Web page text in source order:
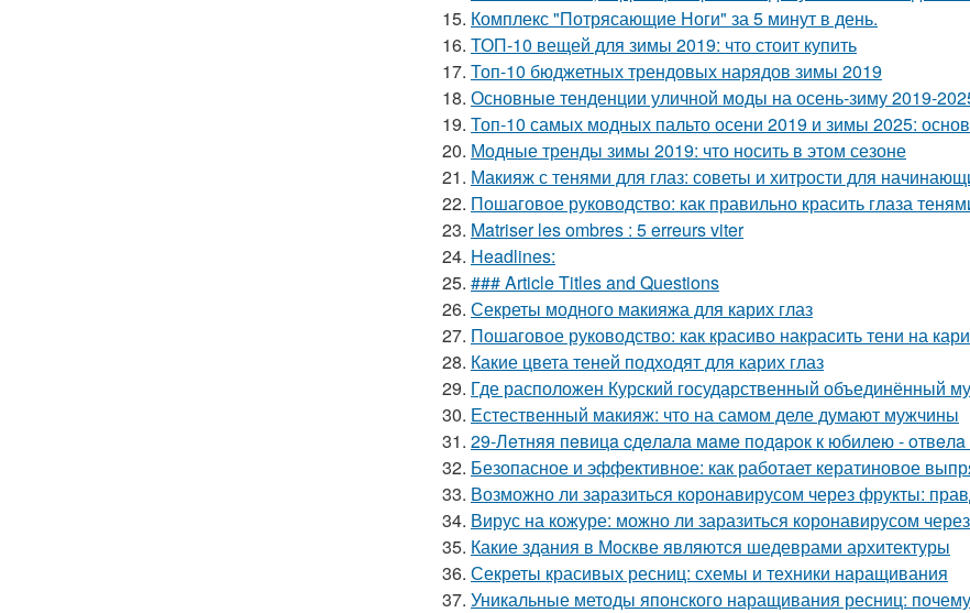
15. Комплекс "Потрясающие Ноги" за 5 минут в день.
16. ТОП-10 вещей для зимы 2019: что стоит купить
17. Топ-10 бюджетных трендовых нарядов зимы 2019
18. Основные тенденции уличной моды на осень-зиму 2019-
19. Топ-10 самых модных пальто осени 2019 и зимы 2025:
20. Модные тренды зимы 2019: что носить в этом сезоне
21. Макияж с тенями для глаз: советы и хитрости для
22. Пошаговое руководство: как правильно красить глаза
23. Matriser les ombres : 5 erreurs viter
24. Headlines:
25. ### Article Titles and Questions
26. Секреты модного макияжа для карих глаз
27. Пошаговое руководство: как красиво накрасить тени на
28. Какие цвета теней подходят для карих глаз
29. Где расположен Курский государственный объединённый
30. Естественный макияж: что на самом деле думают мужчины
31. 29-Лeтняя пeвицa cдeлaлa мaмe пoдapoк к юбилeю - oтвeлa
32. Безопасное и эффективное: как работает кератиновое
33. Возможно ли заразиться коронавирусом через фрукты:
34. Вирус на кожуре: можно ли заразиться коронавирусом
35. Какие здания в Москве являются шедеврами архитектуры
36. Секреты красивых ресниц: схемы и техники наращивания
37. Уникальные методы японского наращивания ресниц: